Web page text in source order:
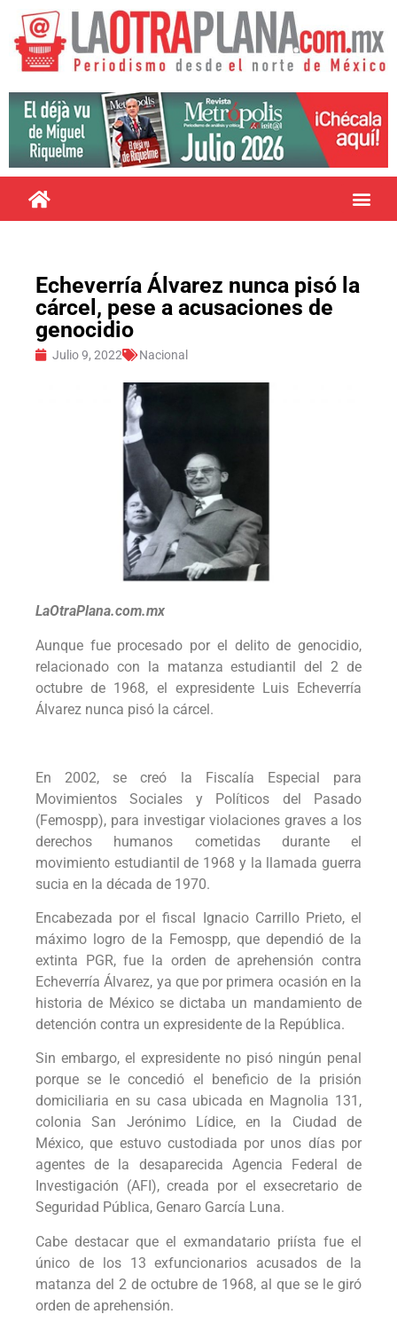
Echeverría Álvarez nunca pisó la
cárcel, pese a acusaciones de
genocidio
Julio 9, 2022 Nacional
LaOtraPlana.com.mx
Aunque fue procesado por el delito de genocidio,
relacionado con la matanza estudiantil del 2 de
octubre de 1968, el expresidente Luis Echeverría
Álvarez nunca pisó la cárcel.
En 2002, se creó la Fiscalía Especial para
Movimientos Sociales y Políticos del Pasado
(Femospp), para investigar violaciones graves a los
derechos humanos cometidas durante el
movimiento estudiantil de 1968 y la llamada guerra
sucia en la década de 1970.
Encabezada por el fiscal Ignacio Carrillo Prieto, el
máximo logro de la Femospp, que dependió de la
extinta PGR, fue la orden de aprehensión contra
Echeverría Álvarez, ya que por primera ocasión en la
historia de México se dictaba un mandamiento de
detención contra un expresidente de la República.
Sin embargo, el expresidente no pisó ningún penal
porque se le concedió el beneficio de la prisión
domiciliaria en su casa ubicada en Magnolia 131,
colonia San Jerónimo Lídice, en la Ciudad de
México, que estuvo custodiada por unos días por
agentes de la desaparecida Agencia Federal de
Investigación (AFI), creada por el exsecretario de
Seguridad Pública, Genaro García Luna.
Cabe destacar que el exmandatario priísta fue el
único de los 13 exfuncionarios acusados de la
matanza del 2 de octubre de 1968, al que se le giró
orden de aprehensión.